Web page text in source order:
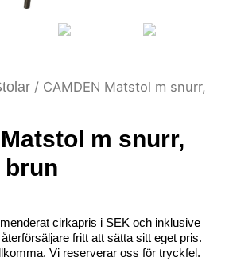
/ CAMDEN Matstol m snurr,
m snurr,
brun
cirkapris i SEK och inklusive
fritt att sätta sitt eget pris.
Vi reserverar oss för tryckfel.